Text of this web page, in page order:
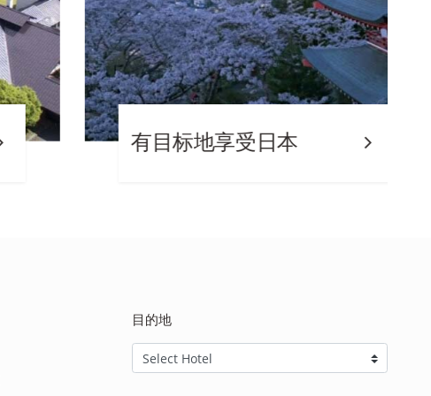
有目标地享受日本
目的地